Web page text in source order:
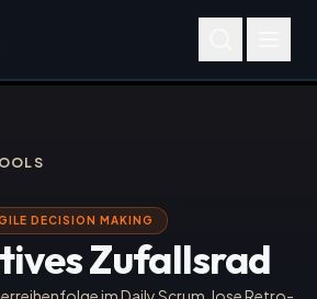
DECISION MAKING
Zufallsrad